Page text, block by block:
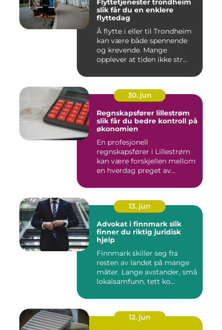
Flyttetjenester trondheim
slik får du en enklere
flyttedag
Å flytte i eller til Trondheim
kan være både spennende
og krevende. Mange
opplever at tiden ikke str...
30. jun
Regnskapsfører lillestrøm
slik får du bedre kontroll på
økonomien
En profesjonell
regnskapsfører i Lillestrøm
kan være forskjellen mellom
en hverdag preget av
13. jun
Advokat i finnmark slik
finner du riktig juridisk
hjelp
Finnmark skiller seg fra
resten av landet på mange
måter. Lange avstander, små
lokalsamfunn, tett ko...
12. jun